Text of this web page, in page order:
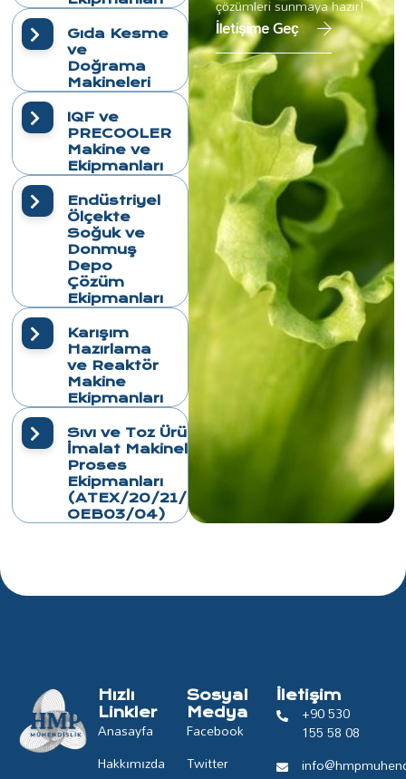
Gıda Kesme
ve
Doğrama
Makineleri
IQF ve
PRECOOLER
Makine ve
Ekipmanları
Endüstriyel
Ölçekte
Soğuk ve
Donmuş
Depo
Çözüm
Ekipmanları
Karışım
Hazırlama
ve Reaktör
Makine
Ekipmanları
Sıvı ve Toz Ürün
İmalat Makineleri
Proses
Ekipmanları
(ATEX/20/21/22,
OEB03/04)
çözümleri sunmaya hazır!
İletişime Geç
Hızlı
Linkler
Anasayfa
Hakkımızda
Sosyal
Medya
Facebook
Twitter
İletişim
+90 530
155 58 08